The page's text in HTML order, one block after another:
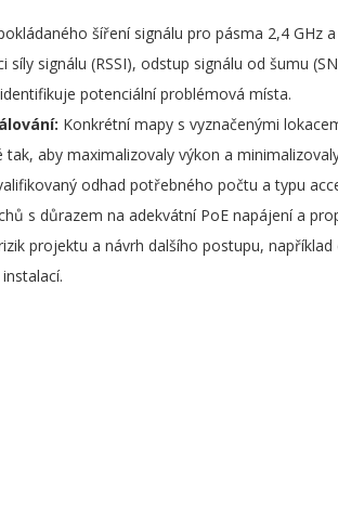
šíření signálu pro pásma 2,4 GHz
signálu (RSSI), odstup signálu od šumu
potenciální problémová místa.
Konkrétní mapy s vyznačenými
aby maximalizovaly výkon a
odhad potřebného počtu a typu
s důrazem na adekvátní PoE napájení a
projektu a návrh dalšího postupu,